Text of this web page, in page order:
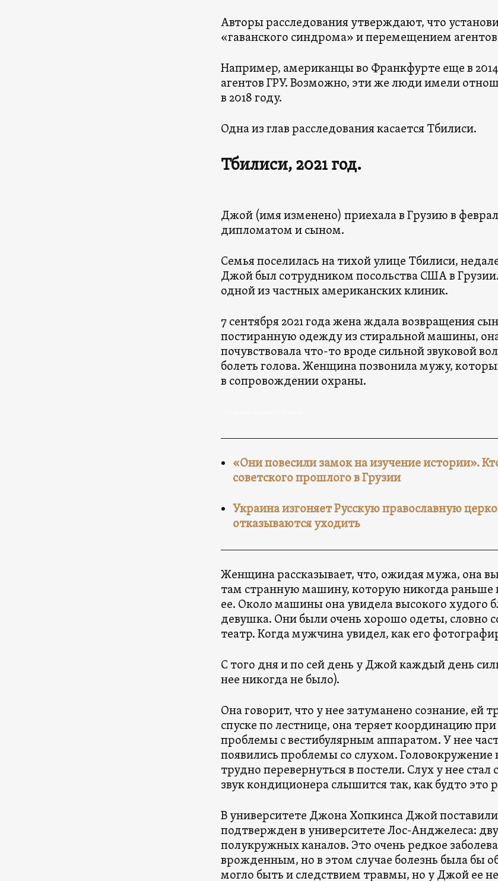
Авторы расследования утверждают, что
«гаванского синдрома» и перемещением агентов
Например, американцы во Франкфурте еще в
агентов ГРУ. Возможно, эти же люди имели
в 2018 году.
Одна из глав расследования касается Тбилиси.
Тбилиси, 2021 год.
Джой (имя изменено) приехала в Грузию в
дипломатом и сыном.
Семья поселилась на тихой улице Тбилиси,
Джой был сотрудником посольства США в
одной из частных американских клиник.
7 сентября 2021 года жена ждала возвращения
постиранную одежду из стиральной машины, она
почувствовала что-то вроде сильной звуковой
болеть голова. Женщина позвонила мужу,
в сопровождении охраны.
«Они повесили замок на изучение истории».
советского прошлого в Грузии
Украина изгоняет Русскую православную
отказываются уходить
Женщина рассказывает, что, ожидая мужа, она
там странную машину, которую никогда раньше
ее. Около машины она увидела высокого худого
девушка. Они были очень хорошо одеты, словно
театр. Когда мужчина увидел, как его
С того дня и по сей день у Джой каждый день
нее никогда не было).
Она говорит, что у нее затуманено сознание, ей
спуске по лестнице, она теряет координацию
проблемы с вестибулярным аппаратом. У нее
появились проблемы со слухом. Головокружение
трудно перевернуться в постели. Слух у нее
звук кондиционера слышится так, как будто это
В университете Джона Хопкинса Джой
подтвержден в университете Лос-Анджелеса:
полукружных каналов. Это очень редкое
врожденным, но в этом случае болезнь была бы
могло быть и следствием травмы, но у Джой ее